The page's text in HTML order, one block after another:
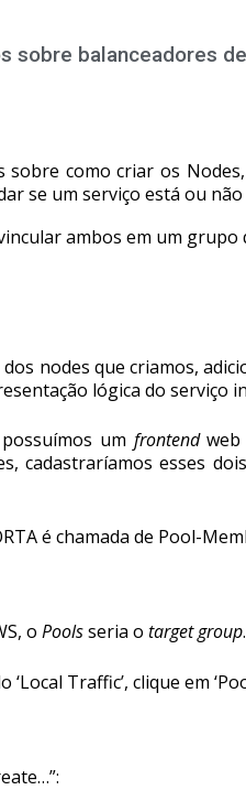
sobre balanceadores
como criar os
se um serviço está ou
ambos em um grupo
nodes que criamos,
lógica do serviço
um frontendweb
cadastraríamos esses
é chamada de Pool-
o Poolsseria o target group.
Traffic’, clique em